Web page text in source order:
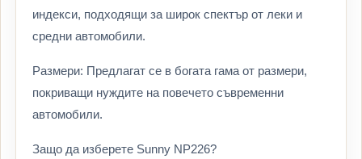
индекси, подходящи за широк спектър от леки и
средни автомобили.
Размери: Предлагат се в богата гама от размери,
покриващи нуждите на повечето съвременни
автомобили.
Защо да изберете Sunny NP226?